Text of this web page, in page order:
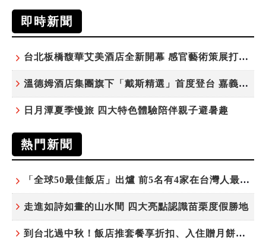
即時新聞
台北板橋馥華艾美酒店全新開幕 感官藝術策展打造旅居新風格
溫德姆酒店集團旗下「戴斯精選」首度登台 嘉義首店揭新幕
日月潭夏季慢旅 四大特色體驗陪伴親子避暑趣
熱門新聞
「全球50最佳飯店」出爐 前5名有4家在台灣人最常去的城市！
走進如詩如畫的山水間 四大亮點認識苗栗度假勝地
到台北過中秋！飯店推套餐享折扣、入住贈月餅禮盒